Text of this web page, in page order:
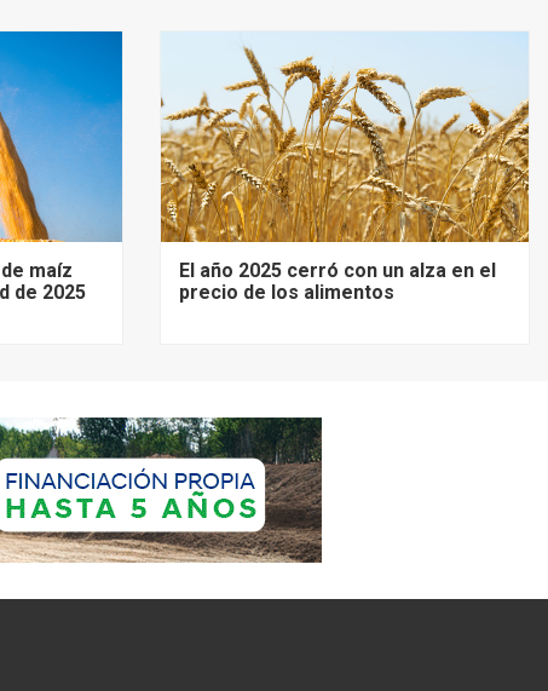
maíz
de 2025
El año 2025 cerró con un alza en el
precio de los alimentos